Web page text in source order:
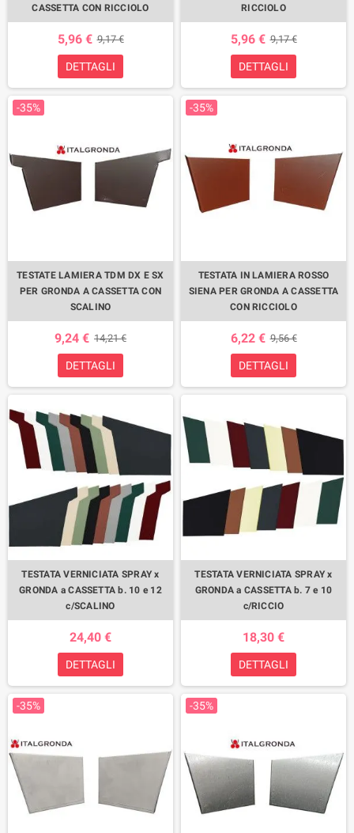
CASSETTA CON RICCIOLO
5,96 € 9,17 €
DETTAGLI
RICCIOLO
5,96 € 9,17 €
DETTAGLI
-35%
TESTATE LAMIERA TDM DX E SX
PER GRONDA A CASSETTA CON
SCALINO
9,24 € 14,21 €
DETTAGLI
-35%
TESTATA IN LAMIERA ROSSO
SIENA PER GRONDA A CASSETTA
CON RICCIOLO
6,22 € 9,56 €
DETTAGLI
TESTATA VERNICIATA SPRAY x
GRONDA a CASSETTA b. 10 e 12
c/SCALINO
24,40 €
DETTAGLI
TESTATA VERNICIATA SPRAY x
GRONDA a CASSETTA b. 7 e 10
c/RICCIO
18,30 €
DETTAGLI
-35% -35%